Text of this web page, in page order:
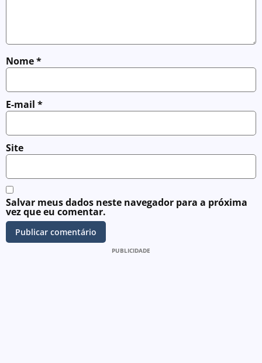
Nome*
E-mail *
Site
Salvar meus dados neste navegador para a próxima
vez que eu comentar.
PUBLICIDADE